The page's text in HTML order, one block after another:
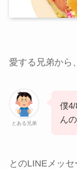
愛する兄弟から、
とある兄弟
僕
ん
とのLINEメッセ